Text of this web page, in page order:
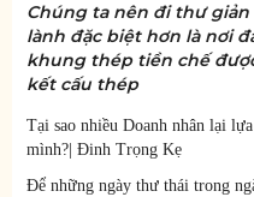
Chúng ta nên đi thư
lành đặc biệt hơn là nơi
khung thép tiền chế
kết cấu thép
Tại sao nhiều Doanh nhân lại
mình?| Đinh Trọng Kẹ
Để những ngày thư thái trong